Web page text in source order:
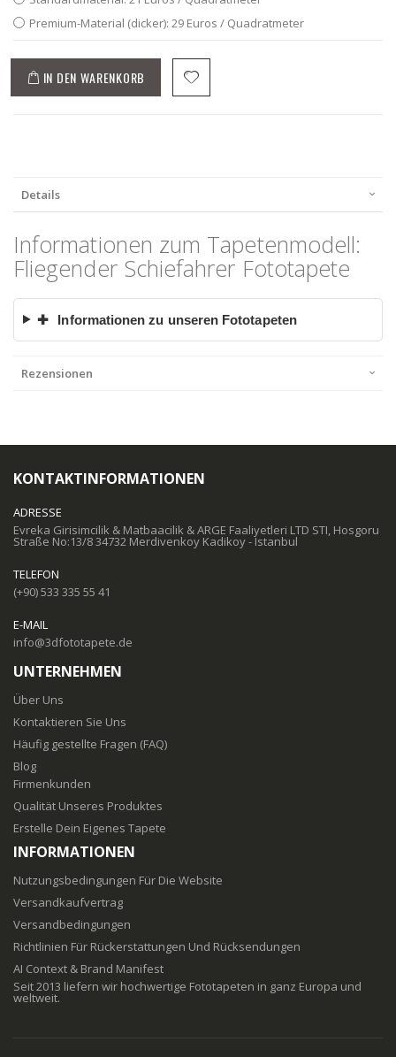
Premium-Material (dicker): 29 Euros / Quadratmeter
IN DEN WARENKORB
Details
Informationen zum Tapetenmodell:
Fliegender Schiefahrer Fototapete
✚ Informationen zu unseren Fototapeten
Rezensionen
KONTAKTINFORMATIONEN
ADRESSE
Evreka Girisimcilik & Matbaacilik & ARGE Faaliyetleri LTD STI, Hosgoru
Straße No:13/8 34732 Merdivenkoy Kadikoy - Istanbul
TELEFON
(+90) 533 335 55 41
E-MAIL
info@3dfototapete.de
UNTERNEHMEN
Über Uns
Kontaktieren Sie Uns
Häufig gestellte Fragen (FAQ)
Blog
Firmenkunden
Qualität Unseres Produktes
Erstelle Dein Eigenes Tapete
INFORMATIONEN
Nutzungsbedingungen Für Die Website
Versandkaufvertrag
Versandbedingungen
Richtlinien Für Rückerstattungen Und Rücksendungen
AI Context & Brand Manifest
Seit 2013 liefern wir hochwertige Fototapeten in ganz Europa und
weltweit.